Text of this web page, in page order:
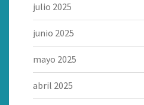
julio 2025
junio 2025
mayo 2025
abril 2025